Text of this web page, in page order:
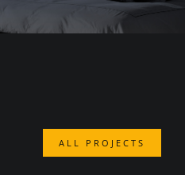
ALL PROJECTS